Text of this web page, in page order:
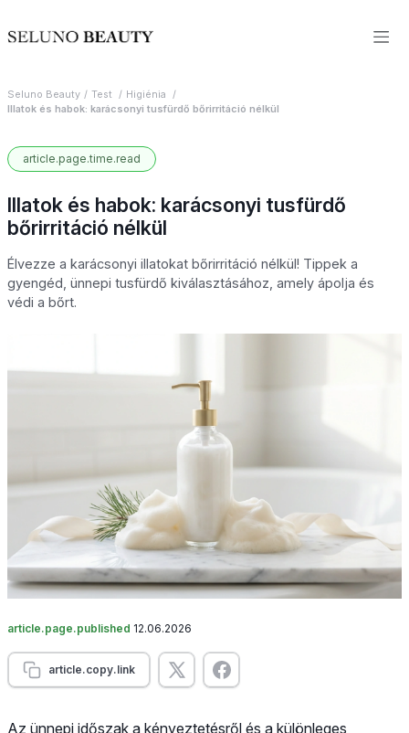
Seluno Beauty Test
Higiénia
Illatok és habok: karácsonyi tusfürdő bőrirritáció nélkül
article.page.time.read
Illatok és habok: karácsonyi tusfürdő
bőrirritáció nélkül
Élvezze a karácsonyi illatokat bőrirritáció nélkül! Tippek a
gyengéd, ünnepi tusfürdő kiválasztásához, amely ápolja és
védi a bőrt.
article.page.published 12.06.2026
article.copy.link
Az ünnepi időszak a kényeztetésről és a különleges